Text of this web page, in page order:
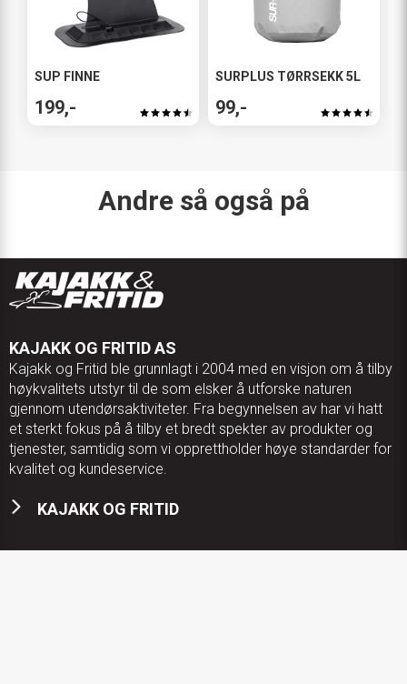
SUP FINNE
199,-
SURPLUS TØRRSEKK 5L
99,-
Andre så også på
KAJAKK OG FRITID AS
Kajakk og Fritid ble grunnlagt i 2004 med en visjon om å tilby
høykvalitets utstyr til de som elsker å utforske naturen
gjennom utendørsaktiviteter. Fra begynnelsen av har vi hatt
et sterkt fokus på å tilby et bredt spekter av produkter og
tjenester, samtidig som vi opprettholder høye standarder for
kvalitet og kundeservice.
KAJAKK OG FRITID